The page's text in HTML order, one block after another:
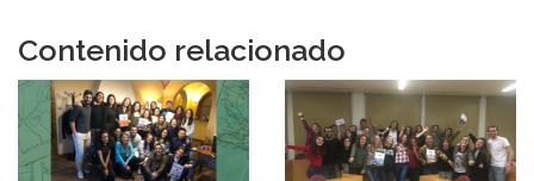
Contenido relacionado